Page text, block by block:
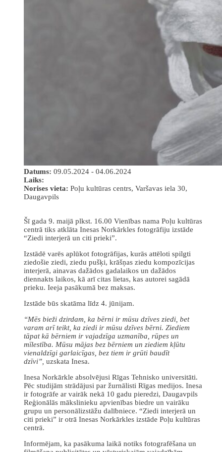
Datums: 09.05.2024 - 04.06.2024
Laiks:
Norises vieta: Poļu kultūras centrs, Varšavas iela 30,
Daugavpils
Šī gada 9. maijā plkst. 16.00 Vienības nama Poļu kultūras
centrā tiks atklāta Inesas Norkārkles fotogrāfiju izstāde
“Ziedi interjerā un citi prieki”.
Izstādē varēs aplūkot fotogrāfijas, kurās attēloti spilgti
ziedošie ziedi, ziedu pušķi, krāšņas ziedu kompozīcijas
interjerā, ainavas dažādos gadalaikos un dažādos
diennakts laikos, kā arī citas lietas, kas autorei sagādā
prieku. Ieeja pasākumā bez maksas.
Izstāde būs skatāma līdz 4. jūnijam.
“Mēs bieži dzirdam, ka bērni ir mūsu dzīves ziedi, bet
varam arī teikt, ka ziedi ir mūsu dzīves bērni. Ziediem
tāpat kā bērniem ir vajadzīga uzmanība, rūpes un
mīlestība. Mūsu mājas bez bērniem un ziediem kļūtu
vienaldzīgi garlaicīgas, bez tiem ir grūti baudīt
dzīvi”, uzskata Inesa.
Inesa Norkārkle absolvējusi Rīgas Tehnisko universitāti.
Pēc studijām strādājusi par žurnālisti Rīgas medijos. Inesa
ir fotogrāfe ar vairāk nekā 10 gadu pieredzi, Daugavpils
Reģionālās mākslinieku apvienības biedre un vairāku
grupu un personālizstāžu dalībniece. “Ziedi interjerā un
citi prieki” ir otrā Inesas Norkārkles izstāde Poļu kultūras
centrā.
Informējam, ka pasākuma laikā notiks fotografēšana un